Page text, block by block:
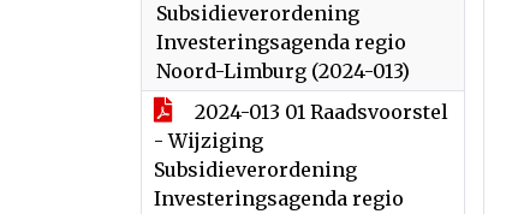
Subsidieverordening
Investeringsagenda regio
Noord-Limburg (2024-013)
2024-013 01 Raadsvoorstel
- Wijziging
Subsidieverordening
Investeringsagenda regio